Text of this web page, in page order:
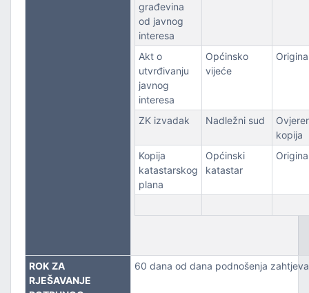
građevina
od javnog
interesa
Akt o
utvrđivanju
javnog
interesa
Općinsko
vijeće
ZK izvadak Nadležni sud
kopija
Kopija
katastarskog
plana
Općinski
katastar
ROK ZA
RJEŠAVANJE
60 dana od dana podnošenja zahtjeva